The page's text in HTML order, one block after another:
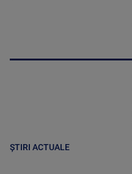
ȘTIRI ACTUALE